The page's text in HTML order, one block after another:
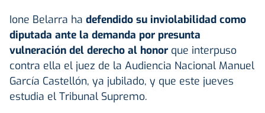
Ione Belarra ha defendido su inviolabilidad como
diputada ante la demanda por presunta
vulneración del derecho al honor que interpuso
contra ella el juez de la Audiencia Nacional Manuel
García Castellón, ya jubilado, y que este jueves
estudia el Tribunal Supremo.